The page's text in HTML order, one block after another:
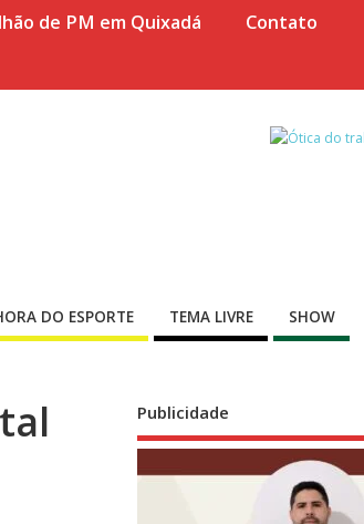
de PM em Quixadá
Contato
DO ESPORTE TEMA LIVRE SHOW
Publicidade